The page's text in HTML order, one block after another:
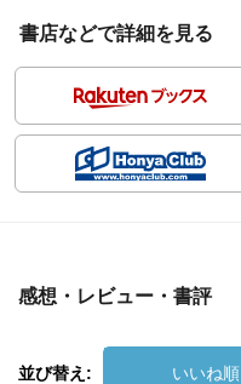
書店などで詳細を見る
感想・レビュー・書評
並び替え: いいね順